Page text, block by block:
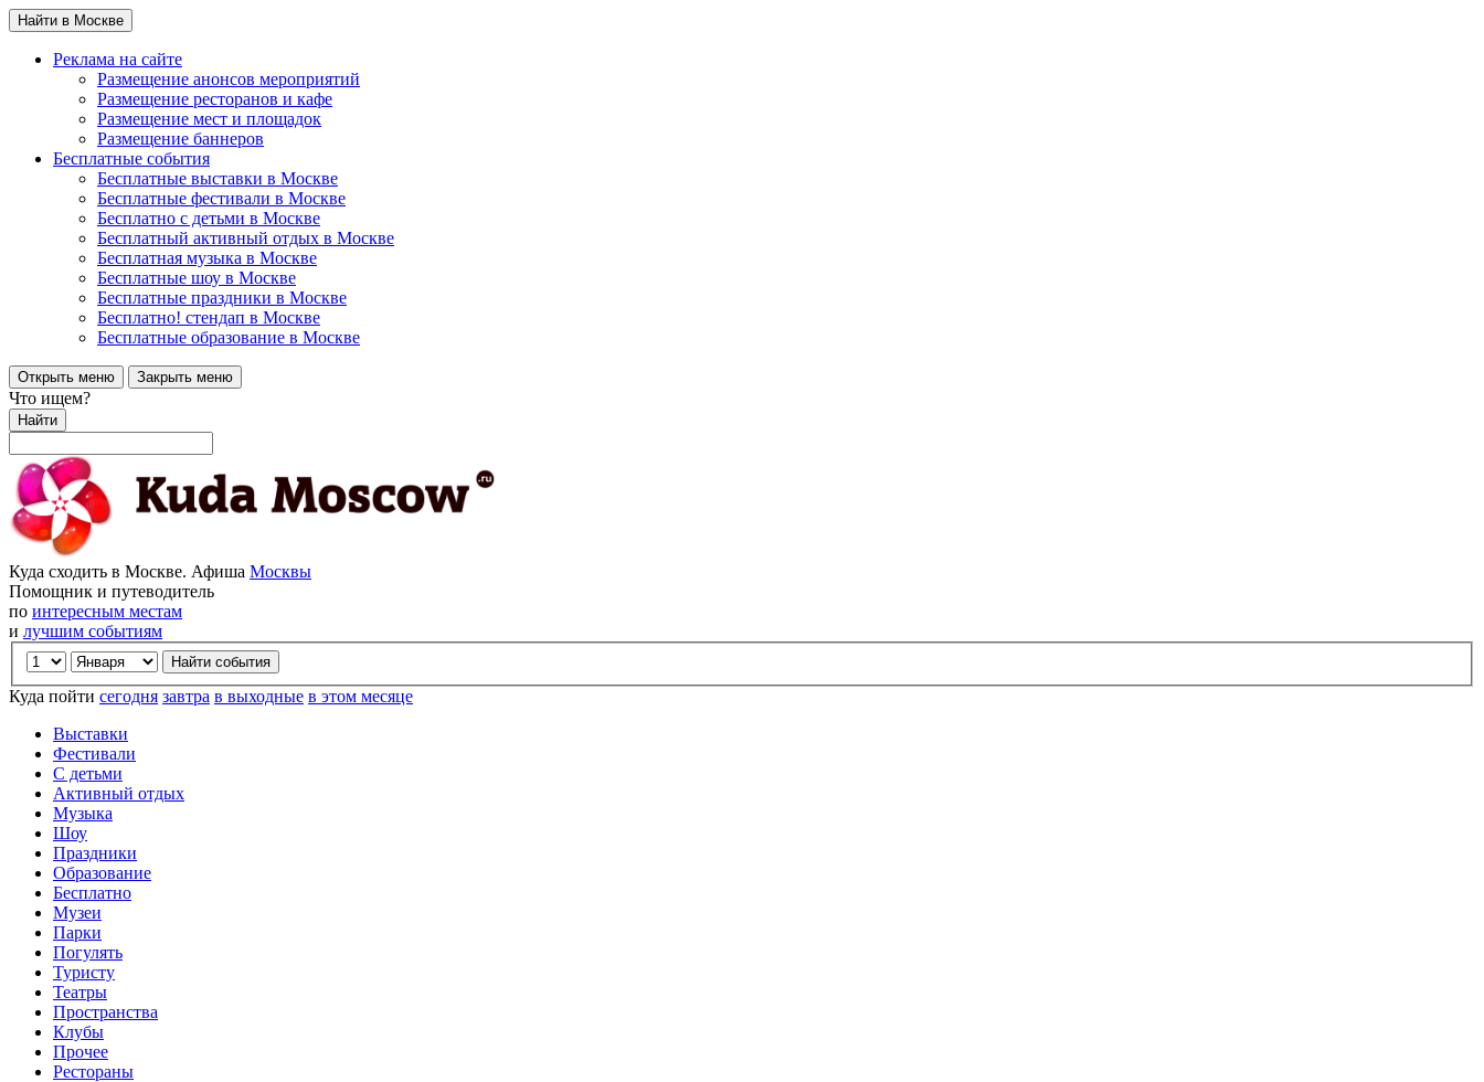
Найти в Москве
Реклама на сайте
Размещение анонсов мероприятий
Размещение ресторанов и кафе
Размещение мест и площадок
Размещение баннеров
Бесплатные события
Бесплатные выставки в Москве
Бесплатные фестивали в Москве
Бесплатно с детьми в Москве
Бесплатный активный отдых в Москве
Бесплатная музыка в Москве
Бесплатные шоу в Москве
Бесплатные праздники в Москве
Бесплатно! стендап в Москве
Бесплатные образование в Москве
Открыть меню Закрыть меню
Что ищем?
Найти
Куда сходить в Москве. Афиша Москвы
Помощник и путеводитель
по интересным местам
и лучшим событиям
Куда пойти сегодня завтра в выходные в этом месяце
Выставки
Фестивали
С детьми
Активный отдых
Музыка
Шоу
Праздники
Образование
Бесплатно
Музеи
Парки
Погулять
Туристу
Театры
Пространства
Клубы
Прочее
Рестораны